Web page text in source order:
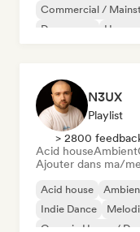
Commercial /
Dream pop
House
N3UX
Playlist
> 2800
Acid houseAmbient
Ajouter dans ma/
Acid house
Indie Dance
Organic House /